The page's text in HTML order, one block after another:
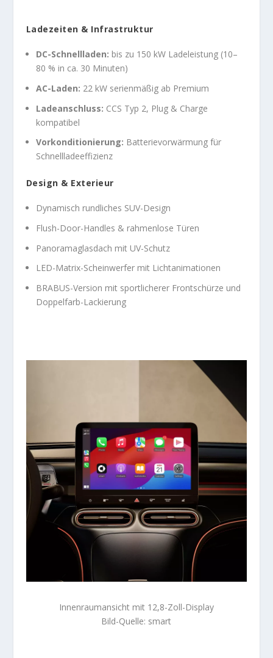
Ladezeiten & Infrastruktur
DC-Schnellladen: bis zu 150 kW Ladeleistung (10–
80 % in ca. 30 Minuten)
AC-Laden: 22 kW serienmäßig ab Premium
Ladeanschluss: CCS Typ 2, Plug & Charge
kompatibel
Vorkonditionierung: Batterievorwärmung für
Schnellladeeffizienz
Design & Exterieur
Dynamisch rundliches SUV-Design
Flush-Door-Handles & rahmenlose Türen
Panoramaglasdach mit UV-Schutz
LED-Matrix-Scheinwerfer mit Lichtanimationen
BRABUS-Version mit sportlicherer Frontschürze und
Doppelfarb-Lackierung
Innenraumansicht mit 12,8-Zoll-Display
Bild-Quelle: smart